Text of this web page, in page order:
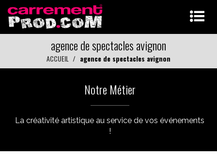
agence de spectacles avignon
ACCUEIL agence de spectacles avignon
Notre Métier
La créativité artistique au service de vos événements
!